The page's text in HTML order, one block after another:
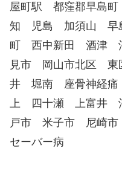
屋町駅 都窪郡早島
知 児島 加須山
町 西中新田 酒津
見市 岡山市北区
井 堀南 座骨神経
上 四十瀬 上富井
戸市 米子市 尼崎
セーバー病